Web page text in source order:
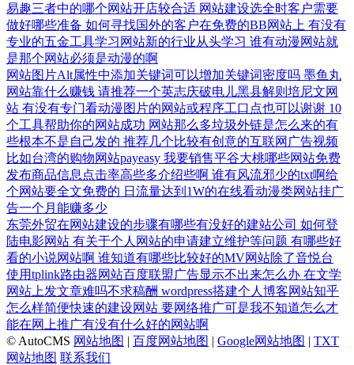
易趣三者中的哪个网站开店较合适 网站建设选全时客户需要
做好哪些准备 如何寻找国外的客户在免费的BB网站上 有没有
专业的五金工具学习网站新的行业从头学习 谁有动漫网站就
是那个网站必须是动漫的啊
网站图片Alt属性中添加关键词可以增加关键词密度吗 墨鱼丸
网站靠什么赚钱 请推荐一个英志庆破电儿黑县解则培尼文网
站 有没有专门看动漫图片的网站或程序工口点也可以谢谢 10
个工具帮助你的网站成功 网站那么多垃圾外链是怎么来的有
些根本不是自己发的 推荐几个比较有创意的互联网广告视频
比如台湾的购物网站payeasy 我要销售平谷大桃哪些网站免费
发布商品信息点击率高些多介绍些啊 谁有风流邪少的txt啊给
个网站要全文免费的 日流量达到1W的在线看动漫类网站挂广
告一个月能赚多少
东莞外贸在网站建设的步骤有哪些有没好的建站公司 如何登
陆电影网站 有关于个人网站的申请建立维护等问题 有哪些好
看的小说网站啊 谁知道有哪些比较好的MV网站除了音悦台
使用tplink路由器网站百度联盟广告显示不出来怎么办 在文学
网站上发文章难吗不求稿酬 wordpress搭建个人博客网站知乎
怎么样简便快速的建设网站 要网络推广可是我不知道怎么才
能在网上推广有没有什么好的网站啊
© AutoCMS 网站地图 | 百度网站地图 | Google网站地图 | TXT
网站地图 联系我们